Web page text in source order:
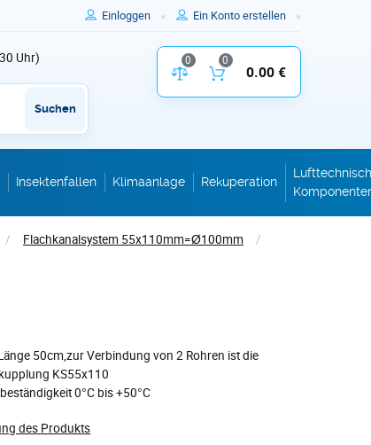
Einloggen Ein Konto erstellen
Uhr)
Suchen
Vergleich der Produktparameter
0
Inhalt des
0
0.00 €
Insektenfallen Klimaanlage Rekuperation
/ Flachkanalsystem 55x110mm=Ø100mm /
50cm,zur Verbindung von 2 Rohren ist die
KS55x110
0°C bis +50°C
des Produkts